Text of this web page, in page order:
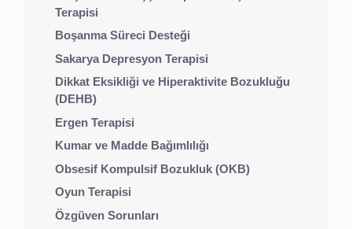
Terapisi
Boşanma Süreci Desteği
Sakarya Depresyon Terapisi
Dikkat Eksikliği ve Hiperaktivite Bozukluğu
(DEHB)
Ergen Terapisi
Kumar ve Madde Bağımlılığı
Obsesif Kompulsif Bozukluk (OKB)
Oyun Terapisi
Özgüven Sorunları